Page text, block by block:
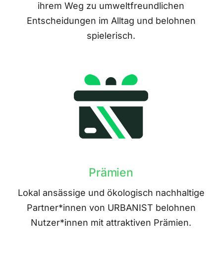
ihrem Weg zu umweltfreundlichen
Entscheidungen im Alltag und belohnen
spielerisch.
Prämien
Lokal ansässige und ökologisch nachhaltige
Partner*innen von URBANIST belohnen
Nutzer*innen mit attraktiven Prämien.